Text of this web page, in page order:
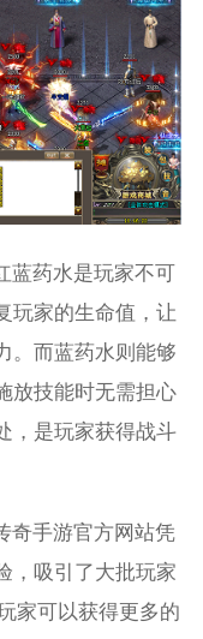
蓝药水是玩家不可
玩家的生命值，让
。而蓝药水则能够
放技能时无需担心
，是玩家获得战斗
奇手游官方网站凭
，吸引了大批玩家
家可以获得更多的